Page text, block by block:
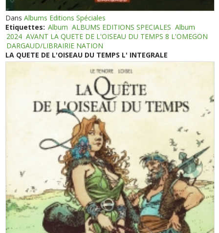
DansAlbums Editions Spéciales
Etiquettes: Album ALBUMS EDITIONS SPECIALES Album
2024 AVANT LA QUETE DE L'OISEAU DU TEMPS 8 L'OMEGON
DARGAUD/LIBRAIRIE NATION
LA QUETE DE L'OISEAU DU TEMPS L' INTEGRALE